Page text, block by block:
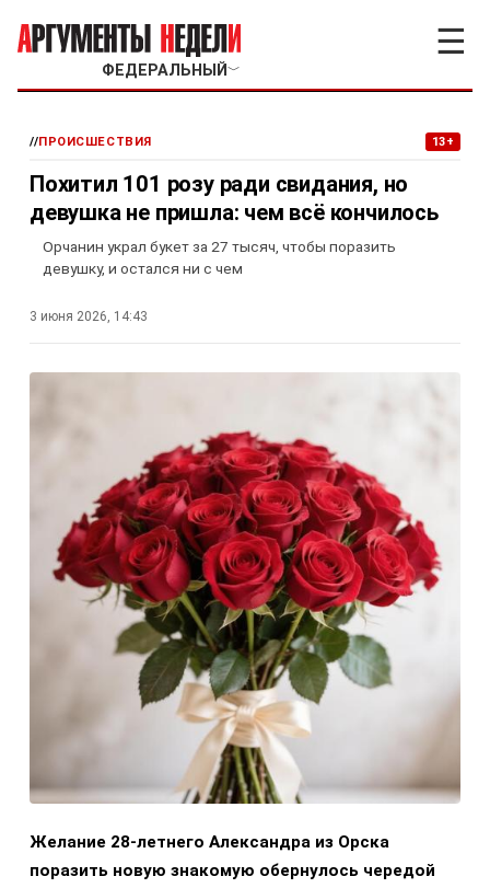
ФЕДЕРАЛЬНЫЙ ﹀
☰
//ПРОИСШЕСТВИЯ 13+
Похитил 101 розу ради свидания, но
девушка не пришла: чем всё кончилось
Орчанин украл букет за 27 тысяч, чтобы поразить
девушку, и остался ни с чем
3 июня 2026, 14:43
Желание 28-летнего Александра из Орска
поразить новую знакомую обернулось чередой